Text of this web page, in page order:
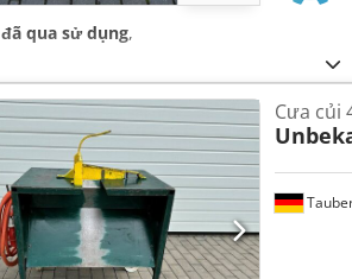
đã qua sử dụng,
Cưa củi